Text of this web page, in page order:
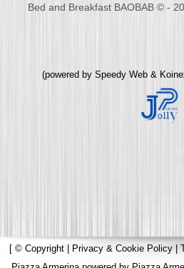
Bed and Breakfast BAOBAB © -
(powered by Speedy Web &
[ © Copyright | Privacy & Cookie Policy |